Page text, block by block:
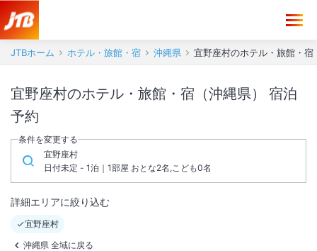
JTBホーム ホテル・旅館・宿 沖縄県 宜野座村のホテル・旅館・宿
宜野座村のホテル・旅館・宿（沖縄県） 宿泊
予約
条件を変更する
宜野座村
日付未定 - 1泊｜1部屋 おとな2名,こども0名
詳細エリアに絞り込む
宜野座村
沖縄県 全域に戻る